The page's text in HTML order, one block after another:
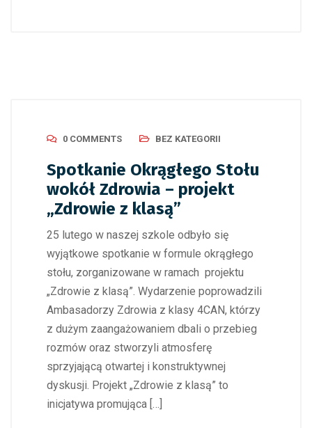
0 COMMENTS BEZ KATEGORII
Spotkanie Okrągłego Stołu
wokół Zdrowia – projekt
„Zdrowie z klasą”
25 lutego w naszej szkole odbyło się
wyjątkowe spotkanie w formule okrągłego
stołu, zorganizowane w ramach projektu
„Zdrowie z klasą”. Wydarzenie poprowadzili
Ambasadorzy Zdrowia z klasy 4CAN, którzy
z dużym zaangażowaniem dbali o przebieg
rozmów oraz stworzyli atmosferę
sprzyjającą otwartej i konstruktywnej
dyskusji. Projekt „Zdrowie z klasą” to
inicjatywa promująca […]